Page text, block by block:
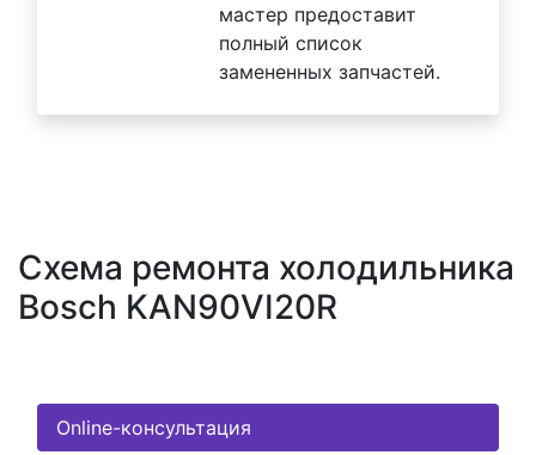
мастер предоставит
полный список
замененных запчастей.
Схема ремонта холодильника
Bosch KAN90VI20R
Online-консультация